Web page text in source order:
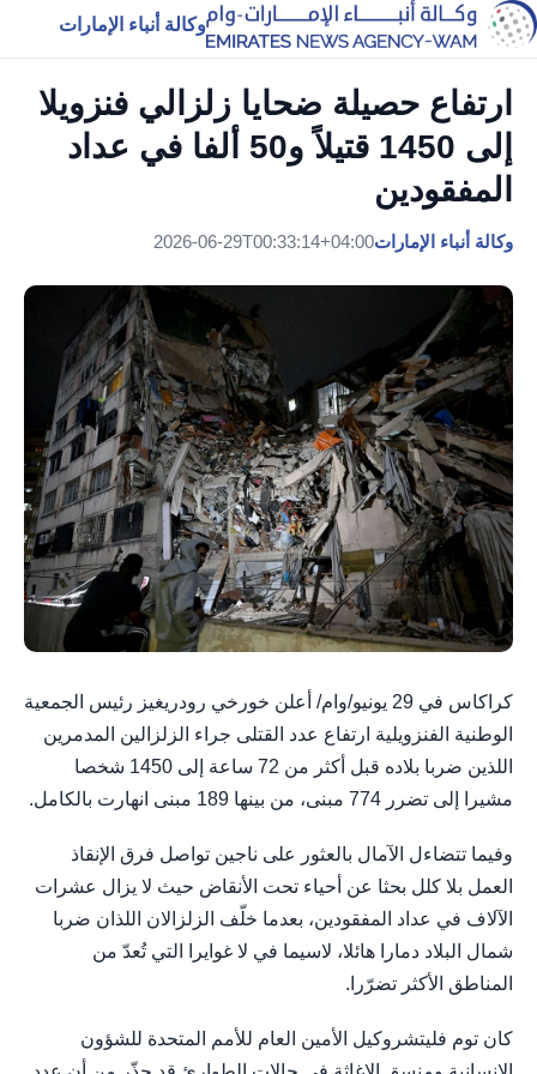
وكالة أنباء الإمارات
ارتفاع حصيلة ضحايا زلزالي فنزويلا
إلى 1450 قتيلاً و50 ألفا في عداد
المفقودين
وكالة أنباء الإمارات2026-06-29T00:33:14+04:00
كراكاس في 29 يونيو/وام/ أعلن خورخي رودريغيز رئيس الجمعية
الوطنية الفنزويلية ارتفاع عدد القتلى جراء الزلزالين المدمرين
اللذين ضربا بلاده قبل أكثر من 72 ساعة إلى 1450 شخصا
مشيرا إلى تضرر 774 مبنى، من بينها 189 مبنى انهارت بالكامل.
وفيما تتضاءل الآمال بالعثور على ناجين تواصل فرق الإنقاذ
العمل بلا كلل بحثا عن أحياء تحت الأنقاض حيث لا يزال عشرات
الآلاف في عداد المفقودين، بعدما خلّف الزلزالان اللذان ضربا
شمال البلاد دمارا هائلا، لاسيما في لا غوايرا التي تُعدّ من
المناطق الأكثر تضرّرا.
كان توم فليتشروكيل الأمين العام للأمم المتحدة للشؤون